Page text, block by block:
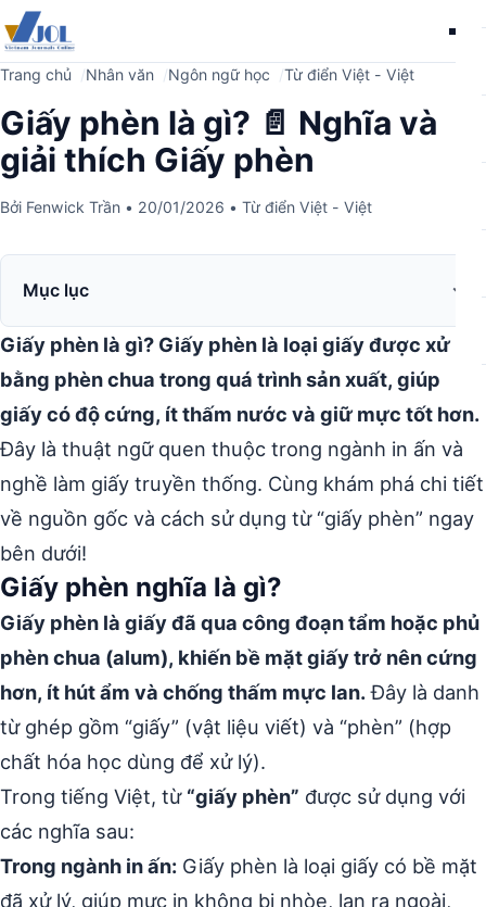
Trang chủ Nhân văn Ngôn ngữ học Từ điển Việt - Việt
Giấy phèn là gì? 📄 Nghĩa và
giải thích Giấy phèn
Bởi Fenwick Trần • 20/01/2026 • Từ điển Việt - Việt
Mục lục
Giấy phèn là gì? Giấy phèn là loại giấy được xử lý
bằng phèn chua trong quá trình sản xuất, giúp
giấy có độ cứng, ít thấm nước và giữ mực tốt hơn.
Đây là thuật ngữ quen thuộc trong ngành in ấn và
nghề làm giấy truyền thống. Cùng khám phá chi tiết
về nguồn gốc và cách sử dụng từ “giấy phèn” ngay
bên dưới!
Giấy phèn nghĩa là gì?
Giấy phèn là giấy đã qua công đoạn tẩm hoặc phủ
phèn chua (alum), khiến bề mặt giấy trở nên cứng
hơn, ít hút ẩm và chống thấm mực lan.Đây là danh
từ ghép gồm “giấy” (vật liệu viết) và “phèn” (hợp
chất hóa học dùng để xử lý).
Trong tiếng Việt, từ “giấy phèn” được sử dụng với
các nghĩa sau:
Trong ngành in ấn: Giấy phèn là loại giấy có bề mặt
đã xử lý, giúp mực in không bị nhòe, lan ra ngoài,